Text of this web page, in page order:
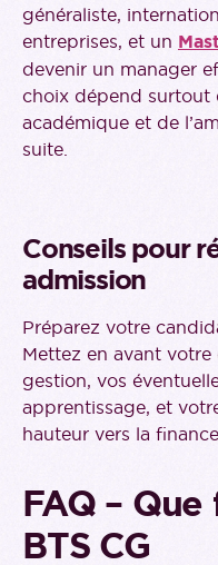
généraliste,
entreprises, et un
devenir un manager
choix dépend surtout
académique et de
suite.
Conseils pour
admission
Préparez votre
Mettez en avant
gestion, vos
apprentissage, et
hauteur vers la
FAQ –
BTS CG